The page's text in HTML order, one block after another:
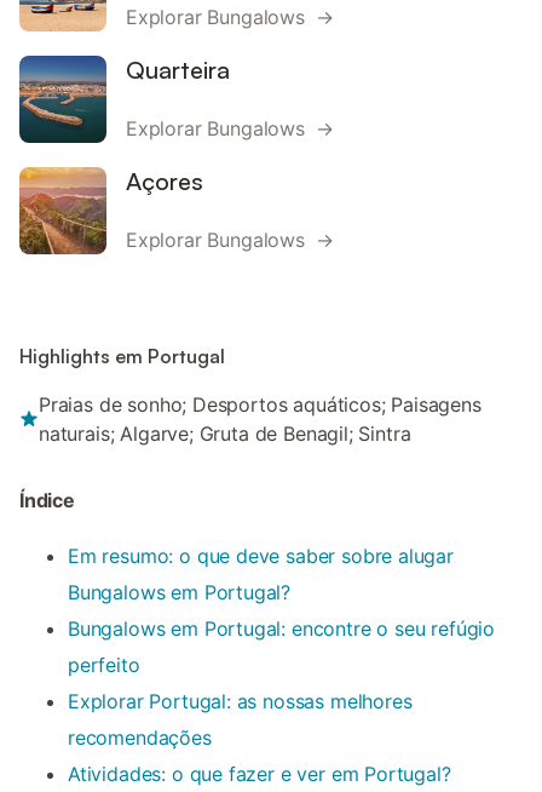
Explorar Bungalows →
Quarteira
Explorar Bungalows →
Açores
Explorar Bungalows →
Highlights em Portugal
Praias de sonho; Desportos aquáticos; Paisagens
naturais; Algarve; Gruta de Benagil; Sintra
Índice
Em resumo: o que deve saber sobre alugar
Bungalows em Portugal?
Bungalows em Portugal: encontre o seu refúgio
perfeito
Explorar Portugal: as nossas melhores
recomendações
Atividades: o que fazer e ver em Portugal?